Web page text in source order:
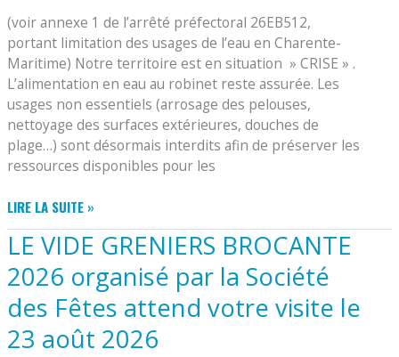
(voir annexe 1 de l’arrêté préfectoral 26EB512,
portant limitation des usages de l’eau en Charente-
Maritime) Notre territoire est en situation » CRISE » .
L’alimentation en eau au robinet reste assurée. Les
usages non essentiels (arrosage des pelouses,
nettoyage des surfaces extérieures, douches de
plage…) sont désormais interdits afin de préserver les
ressources disponibles pour les
PRÉSERVER
L’EAU
DEVIENT
UNE
PRIORITÉ
LIRE LA SUITE »
LE VIDE GRENIERS BROCANTE
2026 organisé par la Société
des Fêtes attend votre visite le
23 août 2026